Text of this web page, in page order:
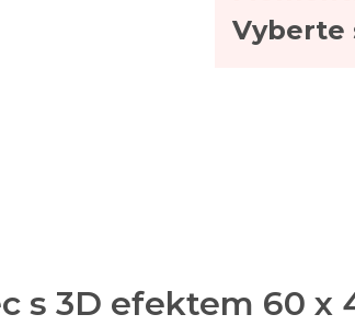
Vyberte
s 3D efektem 60 x